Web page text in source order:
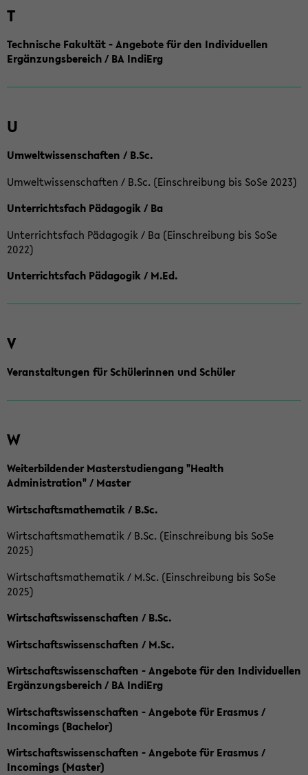
T
Technische Fakultät - Angebote für den Individuellen
Ergänzungsbereich / BA IndiErg
U
Umweltwissenschaften / B.Sc.
Umweltwissenschaften / B.Sc. (Einschreibung bis SoSe 2023)
Unterrichtsfach Pädagogik / Ba
Unterrichtsfach Pädagogik / Ba (Einschreibung bis SoSe
2022)
Unterrichtsfach Pädagogik / M.Ed.
V
Veranstaltungen für Schülerinnen und Schüler
W
Weiterbildender Masterstudiengang "Health
Administration" / Master
Wirtschaftsmathematik / B.Sc.
Wirtschaftsmathematik / B.Sc. (Einschreibung bis SoSe
2025)
Wirtschaftsmathematik / M.Sc. (Einschreibung bis SoSe
2025)
Wirtschaftswissenschaften / B.Sc.
Wirtschaftswissenschaften / M.Sc.
Wirtschaftswissenschaften - Angebote für den Individuellen
Ergänzungsbereich / BA IndiErg
Wirtschaftswissenschaften - Angebote für Erasmus /
Incomings (Bachelor)
Wirtschaftswissenschaften - Angebote für Erasmus /
Incomings (Master)